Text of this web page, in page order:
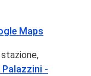
Maps
-